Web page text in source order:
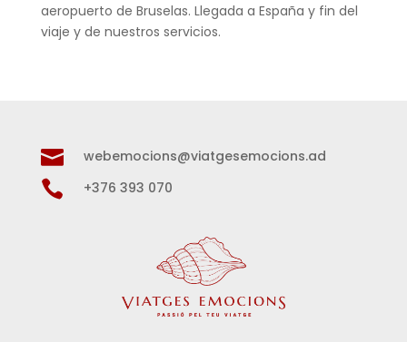
aeropuerto de Bruselas. Llegada a España y fin del
viaje y de nuestros servicios.
 webemocions@viatgesemocions.ad
 +376 393 070